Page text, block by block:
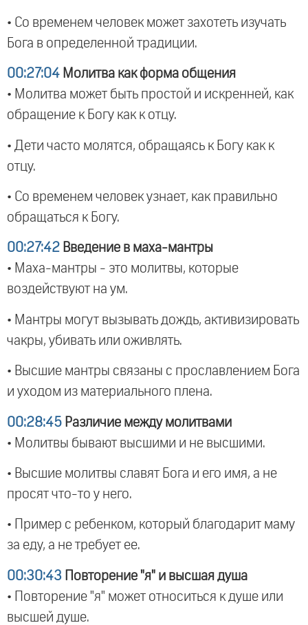
• Со временем человек может захотеть изучать
Бога в определенной традиции.
00:27:04 Молитва как форма общения
• Молитва может быть простой и искренней, как
обращение к Богу как к отцу.
• Дети часто молятся, обращаясь к Богу как к
отцу.
• Со временем человек узнает, как правильно
обращаться к Богу.
00:27:42 Введение в маха-мантры
• Маха-мантры - это молитвы, которые
воздействуют на ум.
• Мантры могут вызывать дождь, активизировать
чакры, убивать или оживлять.
• Высшие мантры связаны с прославлением Бога
и уходом из материального плена.
00:28:45 Различие между молитвами
• Молитвы бывают высшими и не высшими.
• Высшие молитвы славят Бога и его имя, а не
просят что-то у него.
• Пример с ребенком, который благодарит маму
за еду, а не требует ее.
00:30:43 Повторение "я" и высшая душа
• Повторение "я" может относиться к душе или
высшей душе.